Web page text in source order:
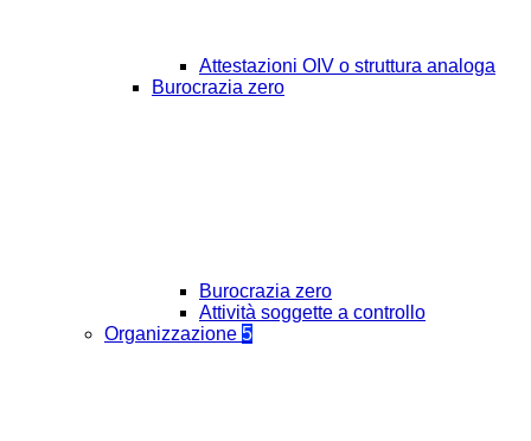
Attestazioni OIV o struttura analoga
Burocrazia zero
Burocrazia zero
Attività soggette a controllo
Organizzazione 5